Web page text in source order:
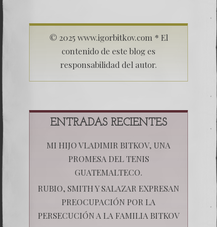
© 2025 www.igorbitkov.com * El
contenido de este blog es
responsabilidad del autor.
ENTRADAS RECIENTES
MI HIJO VLADIMIR BITKOV, UNA
PROMESA DEL TENIS
GUATEMALTECO.
RUBIO, SMITH Y SALAZAR EXPRESAN
PREOCUPACIÓN POR LA
PERSECUCIÓN A LA FAMILIA BITKOV